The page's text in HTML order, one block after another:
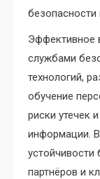
безопасности
Эффективное
службами
технологий,
обучение
риски утечек
информации.
устойчивости
партнёров и